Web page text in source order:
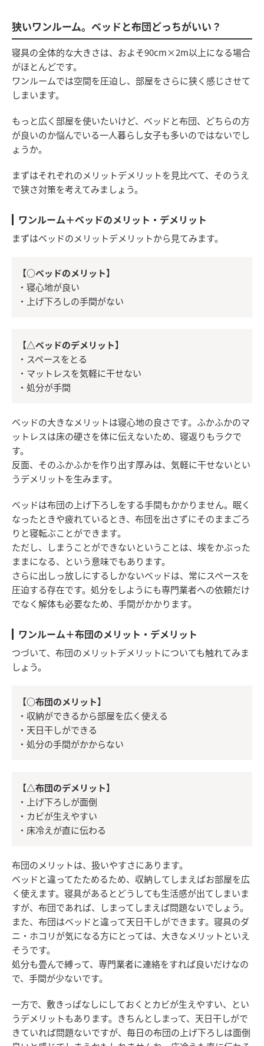
狭いワンルーム。ベッドと布団どっちがいい？
寝具の全体的な大きさは、およそ90cm×2m以上になる場合
がほとんどです。
ワンルームでは空間を圧迫し、部屋をさらに狭く感じさせて
しまいます。
もっと広く部屋を使いたいけど、ベッドと布団、どちらの方
が良いのか悩んでいる一人暮らし女子も多いのではないでし
ょうか。
まずはそれぞれのメリットデメリットを見比べて、そのうえ
で狭さ対策を考えてみましょう。
ワンルーム＋ベッドのメリット・デメリット
まずはベッドのメリットデメリットから見てみます。
【○ベッドのメリット】
・寝心地が良い
・上げ下ろしの手間がない
【△ベッドのデメリット】
・スペースをとる
・マットレスを気軽に干せない
・処分が手間
ベッドの大きなメリットは寝心地の良さです。ふかふかのマ
ットレスは床の硬さを体に伝えないため、寝返りもラクで
す。
反面、そのふかふかを作り出す厚みは、気軽に干せないとい
うデメリットを生みます。
ベッドは布団の上げ下ろしをする手間もかかりません。眠く
なったときや疲れているとき、布団を出さずにそのままごろ
りと寝転ぶことができます。
ただし、しまうことができないということは、埃をかぶった
ままになる、という意味でもあります。
さらに出しっ放しにするしかないベッドは、常にスペースを
圧迫する存在です。処分をしようにも専門業者への依頼だけ
でなく解体も必要なため、手間がかかります。
ワンルーム＋布団のメリット・デメリット
つづいて、布団のメリットデメリットについても触れてみま
しょう。
【○布団のメリット】
・収納ができるから部屋を広く使える
・天日干しができる
・処分の手間がかからない
【△布団のデメリット】
・上げ下ろしが面倒
・カビが生えやすい
・床冷えが直に伝わる
布団のメリットは、扱いやすさにあります。
ベッドと違ってたためるため、収納してしまえばお部屋を広
く使えます。寝具があるとどうしても生活感が出てしまいま
すが、布団であれば、しまってしまえば問題ないでしょう。
また、布団はベッドと違って天日干しができます。寝具のダ
ニ・ホコリが気になる方にとっては、大きなメリットといえ
そうです。
処分も畳んで縛って、専門業者に連絡をすれば良いだけなの
で、手間が少ないです。
一方で、敷きっぱなしにしておくとカビが生えやすい、とい
うデメリットもあります。きちんとしまって、天日干しがで
きていれば問題ないですが、毎日の布団の上げ下ろしは面倒